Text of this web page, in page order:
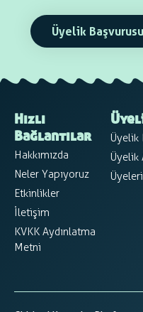
Üyelik
Hızlı
Bağlantılar
Hakkımızda
Neler Yapıyoruz
Etkinlikler
İletişim
KVKK Aydınlatma
Metni
Üyelik
Üyelik